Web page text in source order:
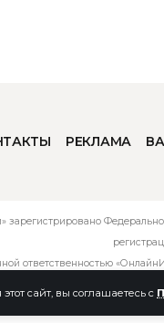
этот сайт, вы соглашаетесь с
РЕКЛАМА
зарегистрировано
ответственностью